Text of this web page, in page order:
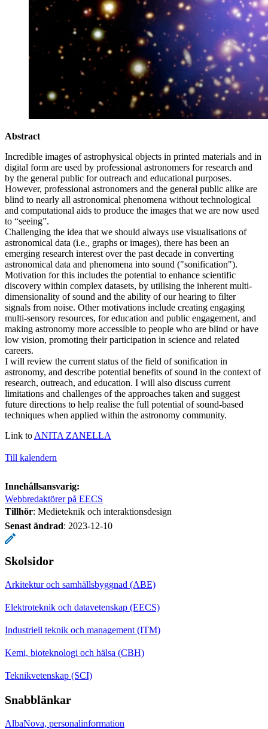
Abstract
Incredible images of astrophysical objects in printed materials and in
digital form are used by professional astronomers for research and
by the general public for outreach and educational purposes.
However, professional astronomers and the general public alike are
blind to nearly all astronomical phenomena without technological
and computational aids to produce the images that we are now used
to “seeing”.
Challenging the idea that we should always use visualisations of
astronomical data (i.e., graphs or images), there has been an
emerging research interest over the past decade in converting
astronomical data and phenomena into sound ("sonification").
Motivation for this includes the potential to enhance scientific
discovery within complex datasets, by utilising the inherent multi-
dimensionality of sound and the ability of our hearing to filter
signals from noise. Other motivations include creating engaging
multi-sensory resources, for education and public engagement, and
making astronomy more accessible to people who are blind or have
low vision, promoting their participation in science and related
careers.
I will review the current status of the field of sonification in
astronomy, and describe potential benefits of sound in the context of
research, outreach, and education. I will also discuss current
limitations and challenges of the approaches taken and suggest
future directions to help realise the full potential of sound-based
techniques when applied within the astronomy community.
Link to ANITA ZANELLA
Till kalendern
Innehållsansvarig:
Webbredaktörer på EECS
Tillhör: Medieteknik och interaktionsdesign
Senast ändrad: 2023-12-10
Skolsidor
Arkitektur och samhällsbyggnad (ABE)
Elektroteknik och datavetenskap (EECS)
Industriell teknik och management (ITM)
Kemi, bioteknologi och hälsa (CBH)
Teknikvetenskap (SCI)
Snabblänkar
AlbaNova, personalinformation